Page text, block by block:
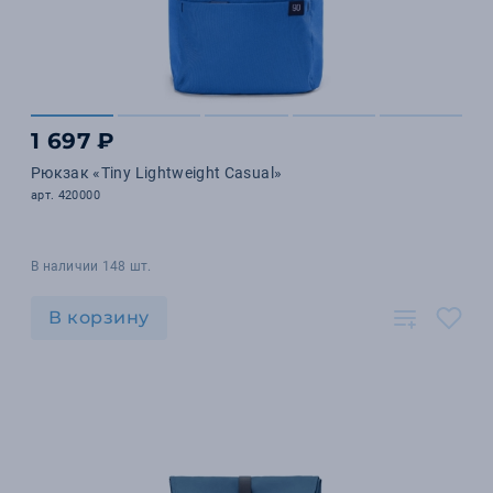
1 697 ₽
Рюкзак «Tiny Lightweight Casual»
арт. 420000
В наличии 148 шт.
В корзину